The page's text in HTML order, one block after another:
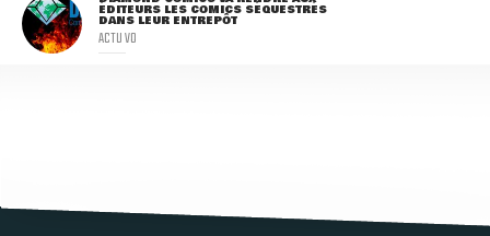
ÉDITEURS LES COMICS SÉQUESTRÉS
DANS LEUR ENTREPÔT
ACTU VO